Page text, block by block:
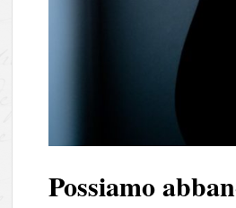
Possiamo